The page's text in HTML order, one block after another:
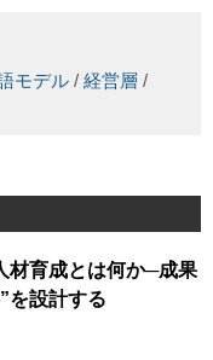
モデル / 経営層 /
材育成とは何か─成果
を設計する